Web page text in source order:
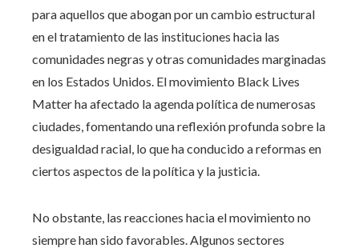
para aquellos que abogan por un cambio estructural
en el tratamiento de las instituciones hacia las
comunidades negras y otras comunidades marginadas
en los Estados Unidos. El movimiento Black Lives
Matter ha afectado la agenda política de numerosas
ciudades, fomentando una reflexión profunda sobre la
desigualdad racial, lo que ha conducido a reformas en
ciertos aspectos de la política y la justicia.
No obstante, las reacciones hacia el movimiento no
siempre han sido favorables. Algunos sectores